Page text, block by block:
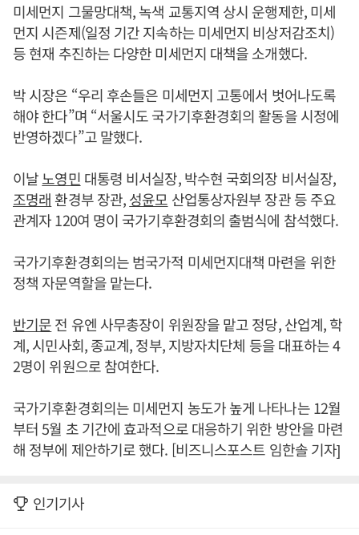
미세먼지 그물망대책, 녹색 교통지역 상시 운행제한, 미세
먼지 시즌제(일정 기간 지속하는 미세먼지 비상저감조치)
등 현재 추진하는 다양한 미세먼지 대책을 소개했다.
박 시장은 “우리 후손들은 미세먼지 고통에서 벗어나도록
해야 한다”며 “서울시도 국가기후환경회의 활동을 시정에
반영하겠다”고 말했다.
이날노영민 대통령 비서실장, 박수현 국회의장 비서실장,
조명래 환경부 장관,성윤모 산업통상자원부 장관 등 주요
관계자 120여 명이 국가기후환경회의 출범식에 참석했다.
국가기후환경회의는 범국가적 미세먼지대책 마련을 위한
정책 자문역할을 맡는다.
반기문전 유엔 사무총장이 위원장을 맡고 정당, 산업계, 학
계, 시민사회, 종교계, 정부, 지방자치단체 등을 대표하는 4
2명이 위원으로 참여한다.
국가기후환경회의는 미세먼지 농도가 높게 나타나는 12월
부터 5월 초 기간에 효과적으로 대응하기 위한 방안을 마련
해 정부에 제안하기로 했다. [비즈니스포스트 임한솔 기자]
인기기사